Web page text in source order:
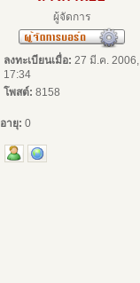
ผู้จัดการ
ลงทะเบียนเมื่อ: 27 มี.ค. 2006,
17:34
โพสต์: 8158
อายุ: 0